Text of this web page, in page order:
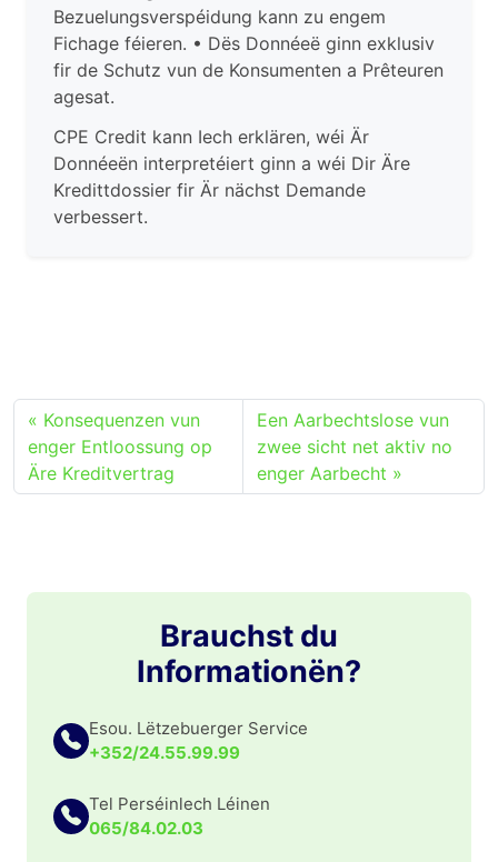
Bezuelungsverspéidung kann zu engem
Fichage féieren. • Dës Donnéeë ginn exklusiv
fir de Schutz vun de Konsumenten a Prêteuren
agesat.
CPE Credit kann Iech erklären, wéi Är
Donnéeën interpretéiert ginn a wéi Dir Äre
Kredittdossier fir Är nächst Demande
verbessert.
Konsequenzen vun
enger Entloossung op
Äre Kreditvertrag
Een Aarbechtslose vun
zwee sicht net aktiv no
enger Aarbecht
Brauchst du
Informationën?
Esou. Lëtzebuerger Service
+352/24.55.99.99
Tel Perséinlech Léinen
065/84.02.03